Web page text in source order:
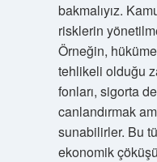
bakmalıyız.
risklerin
Örneğin,
tehlikeli olduğu
fonları, sigorta
canlandırmak
sunabilirler. Bu
ekonomik